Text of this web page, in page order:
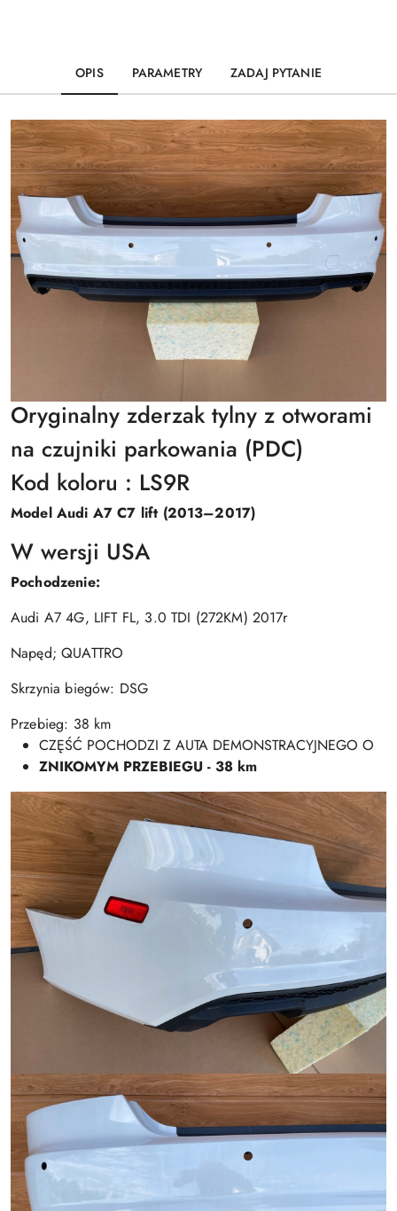
OPIS PARAMETRY ZADAJ PYTANIE
Oryginalny zderzak tylny z otworami
na czujniki parkowania (PDC)
Kod koloru : LS9R
Model Audi A7 C7 lift (2013–2017)
W wersji USA
Pochodzenie:
Audi A7 4G, LIFT FL, 3.0 TDI (272KM) 2017r
Napęd; QUATTRO
Skrzynia biegów: DSG
Przebieg: 38 km
CZĘŚĆ POCHODZI Z AUTA DEMONSTRACYJNEGO O
ZNIKOMYM PRZEBIEGU - 38 km